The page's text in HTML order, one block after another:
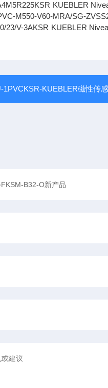
KUEBLER
M550-V60-MRA/SG-
23/V-3AKSR KUEBLER
1PVCKSR-KUEBLER磁性传